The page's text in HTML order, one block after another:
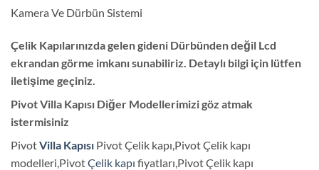
Kamera Ve Dürbün Sistemi
Çelik Kapılarınızda gelen gideni Dürbünden değil Lcd
ekrandan görme imkanı sunabiliriz. Detaylı bilgi için lütfen
iletişime geçiniz.
Pivot Villa Kapısı Diğer Modellerimizi göz atmak
istermisiniz
PivotVilla Kapısı Pivot Çelik kapı,Pivot Çelik kapı
modelleri,PivotÇelik kapı fiyatları,Pivot Çelik kapı